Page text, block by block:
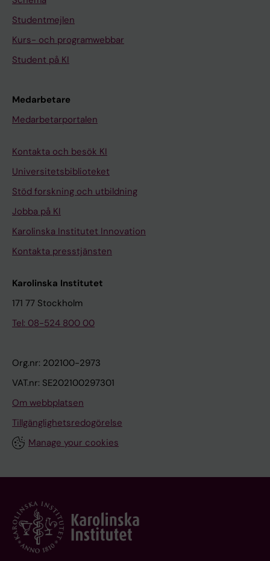
Studentmejlen
Kurs- och programwebbar
Student på KI
Medarbetare
Medarbetarportalen
Kontakta och besök KI
Universitetsbiblioteket
Stöd forskning och utbildning
Jobba på KI
Karolinska Institutet Innovation
Kontakta presstjänsten
Karolinska Institutet
171 77 Stockholm
Tel: 08-524 800 00
Org.nr: 202100-2973
VAT.nr: SE202100297301
Om webbplatsen
Tillgänglighetsredogörelse
Manage your cookies